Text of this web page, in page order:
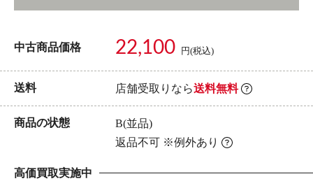
中古商品価格 22,100 円(税込)
送料 店舗受取りなら送料無料
商品の状態
B(並品)
返品不可 ※例外あり
高価買取実施中